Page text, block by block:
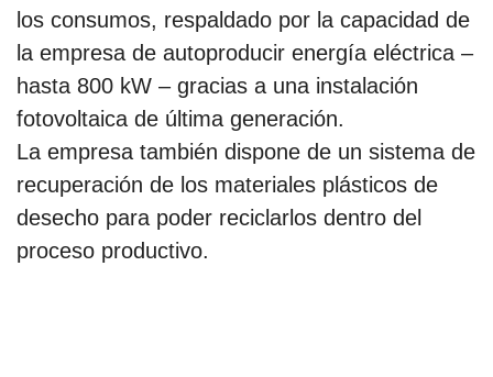
los consumos, respaldado por la capacidad de
la empresa de autoproducir energía eléctrica –
hasta 800 kW – gracias a una instalación
fotovoltaica de última generación.
La empresa también dispone de un sistema de
recuperación de los materiales plásticos de
desecho para poder reciclarlos dentro del
proceso productivo.